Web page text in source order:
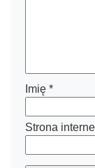
Imię *
Strona